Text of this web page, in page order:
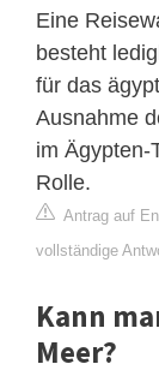
Eine
besteht
für das
Ausnahme
im Ägypten-
Rolle.
Antrag auf
vollständige
Kann
Meer?